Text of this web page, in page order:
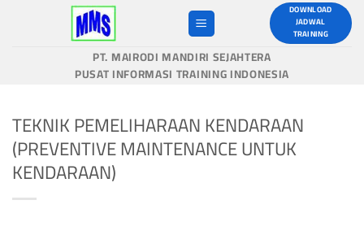
DOWNLOAD
JADWAL
TRAINING
PT. MAIRODI MANDIRI SEJAHTERA
PUSAT INFORMASI TRAINING INDONESIA
TEKNIK PEMELIHARAAN KENDARAAN
(PREVENTIVE MAINTENANCE UNTUK
KENDARAAN)